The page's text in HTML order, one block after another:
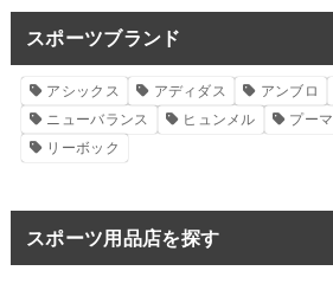
スポーツブランド
アシックス アディダス アンブロ
ニューバランス
ヒュンメル プーマ
リーボック
スポーツ用品店を探す